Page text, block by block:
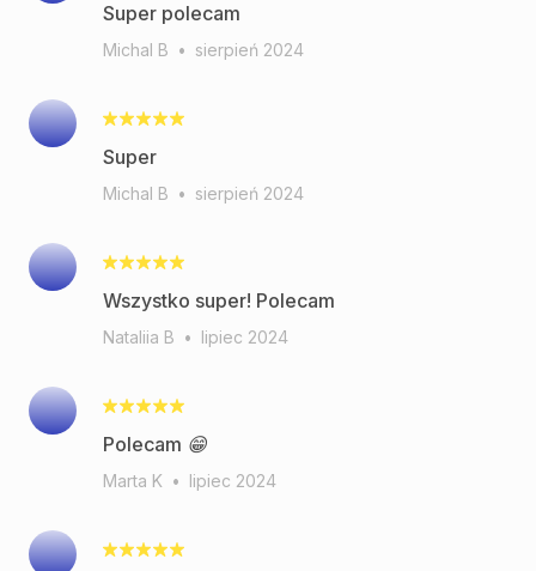
Super polecam
Michal B • sierpień 2024
Super
Michal B • sierpień 2024
Wszystko super! Polecam
Nataliia B • lipiec 2024
Polecam 😁
Marta K • lipiec 2024